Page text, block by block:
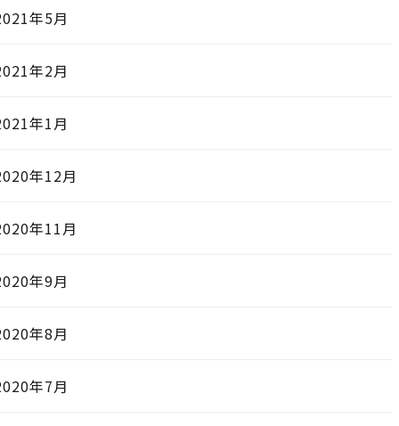
年5月
年2月
年1月
年12月
年11月
年9月
年8月
年7月